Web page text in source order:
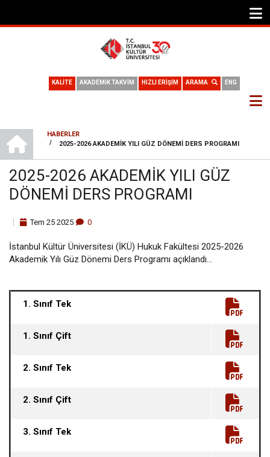
ENG
ARAMA
HIZLI ERİŞİM
AKADEMİK TAKVİM
KALİTE
SAYFA
YOLU
HABERLER
/ 2025-2026 AKADEMIK YILI GÜZ DÖNEMI DERS PROGRAMI
2025-2026 AKADEMIK YILI GÜZ
DÖNEMI DERS PROGRAMI
Tem 25 2025 0
İstanbul Kültür Üniversitesi (İKÜ) Hukuk Fakültesi 2025-2026
Akademik Yılı Güz Dönemi Ders Programı açıklandı...
1. Sınıf Tek
1. Sınıf Çift
2. Sınıf Tek
2. Sınıf Çift
3. Sınıf Tek